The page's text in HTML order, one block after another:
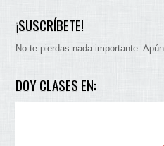
¡SUSCRÍBETE!
No te pierdas nada importante.
DOY CLASES EN: